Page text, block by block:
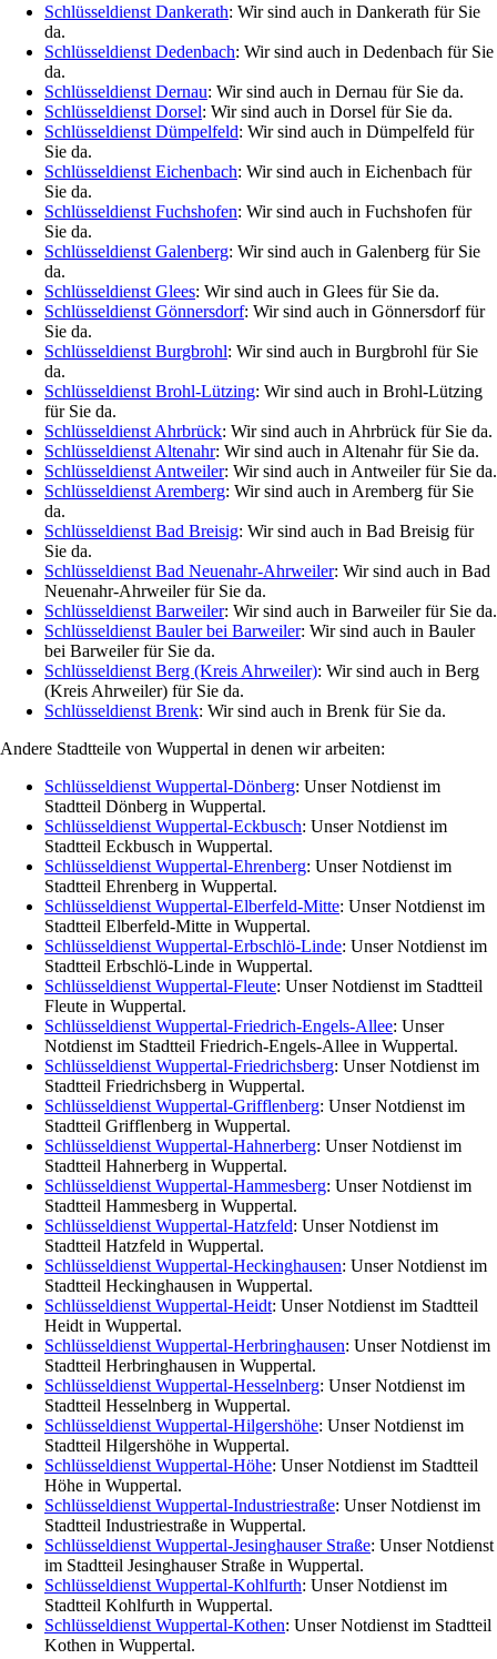
Schlüsseldienst Dankerath: Wir sind auch in Dankerath für Sie
da.
Schlüsseldienst Dedenbach: Wir sind auch in Dedenbach für Sie
da.
Schlüsseldienst Dernau: Wir sind auch in Dernau für Sie da.
Schlüsseldienst Dorsel: Wir sind auch in Dorsel für Sie da.
Schlüsseldienst Dümpelfeld: Wir sind auch in Dümpelfeld für
Sie da.
Schlüsseldienst Eichenbach: Wir sind auch in Eichenbach für
Sie da.
Schlüsseldienst Fuchshofen: Wir sind auch in Fuchshofen für
Sie da.
Schlüsseldienst Galenberg: Wir sind auch in Galenberg für Sie
da.
Schlüsseldienst Glees: Wir sind auch in Glees für Sie da.
Schlüsseldienst Gönnersdorf: Wir sind auch in Gönnersdorf für
Sie da.
Schlüsseldienst Burgbrohl: Wir sind auch in Burgbrohl für Sie
da.
Schlüsseldienst Brohl-Lützing: Wir sind auch in Brohl-Lützing
für Sie da.
Schlüsseldienst Ahrbrück: Wir sind auch in Ahrbrück für Sie da.
Schlüsseldienst Altenahr: Wir sind auch in Altenahr für Sie da.
Schlüsseldienst Antweiler: Wir sind auch in Antweiler für Sie da.
Schlüsseldienst Aremberg: Wir sind auch in Aremberg für Sie
da.
Schlüsseldienst Bad Breisig: Wir sind auch in Bad Breisig für
Sie da.
Schlüsseldienst Bad Neuenahr-Ahrweiler: Wir sind auch in Bad
Neuenahr-Ahrweiler für Sie da.
Schlüsseldienst Barweiler: Wir sind auch in Barweiler für Sie da.
Schlüsseldienst Bauler bei Barweiler: Wir sind auch in Bauler
bei Barweiler für Sie da.
Schlüsseldienst Berg (Kreis Ahrweiler): Wir sind auch in Berg
(Kreis Ahrweiler) für Sie da.
Schlüsseldienst Brenk: Wir sind auch in Brenk für Sie da.
Andere Stadtteile von Wuppertal in denen wir arbeiten:
Schlüsseldienst Wuppertal-Dönberg: Unser Notdienst im
Stadtteil Dönberg in Wuppertal.
Schlüsseldienst Wuppertal-Eckbusch: Unser Notdienst im
Stadtteil Eckbusch in Wuppertal.
Schlüsseldienst Wuppertal-Ehrenberg: Unser Notdienst im
Stadtteil Ehrenberg in Wuppertal.
Schlüsseldienst Wuppertal-Elberfeld-Mitte: Unser Notdienst im
Stadtteil Elberfeld-Mitte in Wuppertal.
Schlüsseldienst Wuppertal-Erbschlö-Linde: Unser Notdienst im
Stadtteil Erbschlö-Linde in Wuppertal.
Schlüsseldienst Wuppertal-Fleute: Unser Notdienst im Stadtteil
Fleute in Wuppertal.
Schlüsseldienst Wuppertal-Friedrich-Engels-Allee: Unser
Notdienst im Stadtteil Friedrich-Engels-Allee in Wuppertal.
Schlüsseldienst Wuppertal-Friedrichsberg: Unser Notdienst im
Stadtteil Friedrichsberg in Wuppertal.
Schlüsseldienst Wuppertal-Grifflenberg: Unser Notdienst im
Stadtteil Grifflenberg in Wuppertal.
Schlüsseldienst Wuppertal-Hahnerberg: Unser Notdienst im
Stadtteil Hahnerberg in Wuppertal.
Schlüsseldienst Wuppertal-Hammesberg: Unser Notdienst im
Stadtteil Hammesberg in Wuppertal.
Schlüsseldienst Wuppertal-Hatzfeld: Unser Notdienst im
Stadtteil Hatzfeld in Wuppertal.
Schlüsseldienst Wuppertal-Heckinghausen: Unser Notdienst im
Stadtteil Heckinghausen in Wuppertal.
Schlüsseldienst Wuppertal-Heidt: Unser Notdienst im Stadtteil
Heidt in Wuppertal.
Schlüsseldienst Wuppertal-Herbringhausen: Unser Notdienst im
Stadtteil Herbringhausen in Wuppertal.
Schlüsseldienst Wuppertal-Hesselnberg: Unser Notdienst im
Stadtteil Hesselnberg in Wuppertal.
Schlüsseldienst Wuppertal-Hilgershöhe: Unser Notdienst im
Stadtteil Hilgershöhe in Wuppertal.
Schlüsseldienst Wuppertal-Höhe: Unser Notdienst im Stadtteil
Höhe in Wuppertal.
Schlüsseldienst Wuppertal-Industriestraße: Unser Notdienst im
Stadtteil Industriestraße in Wuppertal.
Schlüsseldienst Wuppertal-Jesinghauser Straße: Unser Notdienst
im Stadtteil Jesinghauser Straße in Wuppertal.
Schlüsseldienst Wuppertal-Kohlfurth: Unser Notdienst im
Stadtteil Kohlfurth in Wuppertal.
Schlüsseldienst Wuppertal-Kothen: Unser Notdienst im Stadtteil
Kothen in Wuppertal.